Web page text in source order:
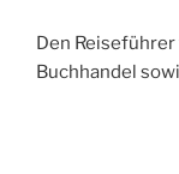
Den
Buchhandel